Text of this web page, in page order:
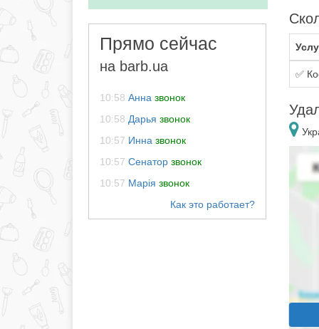
Прямо сейчас
на barb.ua
10:58 Анна звонок
10:58 Дарья звонок
10:57 Инна звонок
10:57 Сенатор звонок
10:57 Марія звонок
✅